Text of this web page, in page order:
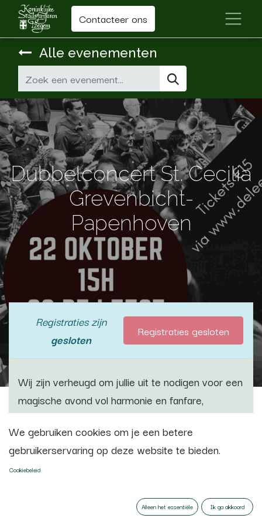
Contacteer ons
Alle evenementen
Dubbelconcert St. Cecilia
Grevenbicht-
Papenhoven
Registraties zijn
gesloten
Registraties gesloten
Wij zijn verheugd om jullie uit te nodigen voor een
magische avond vol harmonie en fanfare,
gepresenteerd door twee uitzonderlijke en
internationaal erkende ensembles. Op zondag 22
oktober bundelen de Koninklijke Stadsfanfaren
Izegem en de Harmonie St-Cecilia Grevenbicht
We gebruiken cookies om je een betere
gebruikerservaring op deze website te bieden.
Cookiebeleid
Alleen het essentiële Ik ga akkoord